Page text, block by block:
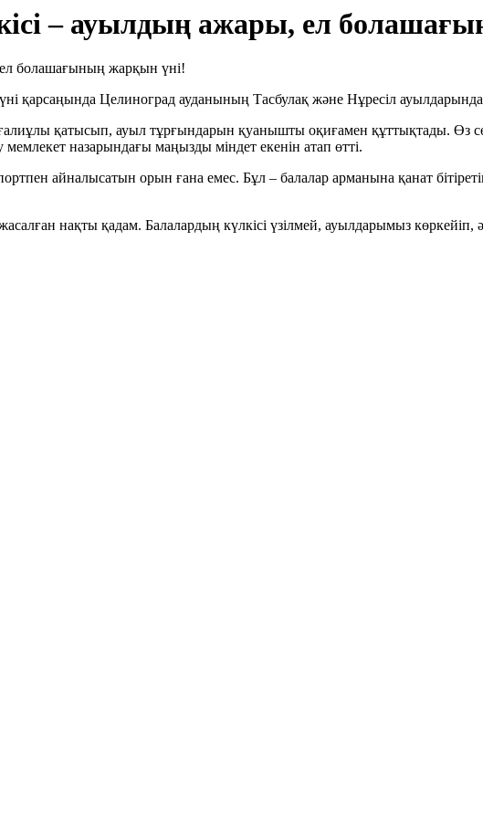
– ауылдың ажары, ел
қарсаңында Целиноград ауданының Тасбулақ және Нұресіл
қатысып, ауыл тұрғындарын қуанышты оқиғамен құттықтады. Өз
мемлекет назарындағы маңызды міндет екенін атап өтті.
айналысатын орын ғана емес. Бұл – балалар арманына қанат
нақты қадам. Балалардың күлкісі үзілмей, ауылдарымыз